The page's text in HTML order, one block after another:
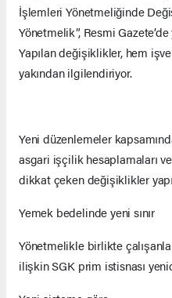
İşlemleri Yönetmeliğinde
Yönetmelik”, Resmi
Yapılan değişiklikler, hem
yakından ilgilendiriyor.
Yeni düzenlemeler
asgari işçilik hesaplamaları
dikkat çeken değişiklikler
Yemek bedelinde yeni sınır
Yönetmelikle birlikte
ilişkin SGK prim istisnası